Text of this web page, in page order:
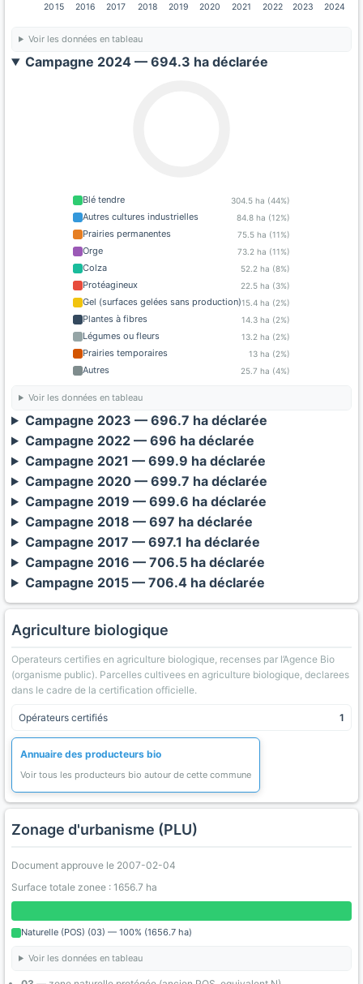
2015 2016 2017 2018 2019 2020 2021 2022 2023 2024
Voir les données en tableau
Campagne 2024 — 694.3 ha déclarée
Blé tendre 304.5 ha (44%)
Autres cultures industrielles 84.8 ha (12%)
Prairies permanentes 75.5 ha (11%)
Orge 73.2 ha (11%)
Colza 52.2 ha (8%)
Protéagineux 22.5 ha (3%)
Gel (surfaces gelées sans production)15.4 ha (2%)
Plantes à fibres 14.3 ha (2%)
Légumes ou fleurs 13.2 ha (2%)
Prairies temporaires 13 ha (2%)
Autres 25.7 ha (4%)
Voir les données en tableau
Campagne 2023 — 696.7 ha déclarée
Campagne 2022 — 696 ha déclarée
Campagne 2021 — 699.9 ha déclarée
Campagne 2020 — 699.7 ha déclarée
Campagne 2019 — 699.6 ha déclarée
Campagne 2018 — 697 ha déclarée
Campagne 2017 — 697.1 ha déclarée
Campagne 2016 — 706.5 ha déclarée
Campagne 2015 — 706.4 ha déclarée
Agriculture biologique
Operateurs certifies en agriculture biologique, recenses par l’Agence Bio
(organisme public). Parcelles cultivees en agriculture biologique, declarees
dans le cadre de la certification officielle.
Opérateurs certifiés 1
Annuaire des producteurs bio
Voir tous les producteurs bio autour de cette commune
Zonage d'urbanisme (PLU)
Document approuve le 2007-02-04
Surface totale zonee : 1656.7 ha
Naturelle (POS) (03) — 100% (1656.7 ha)
Voir les données en tableau